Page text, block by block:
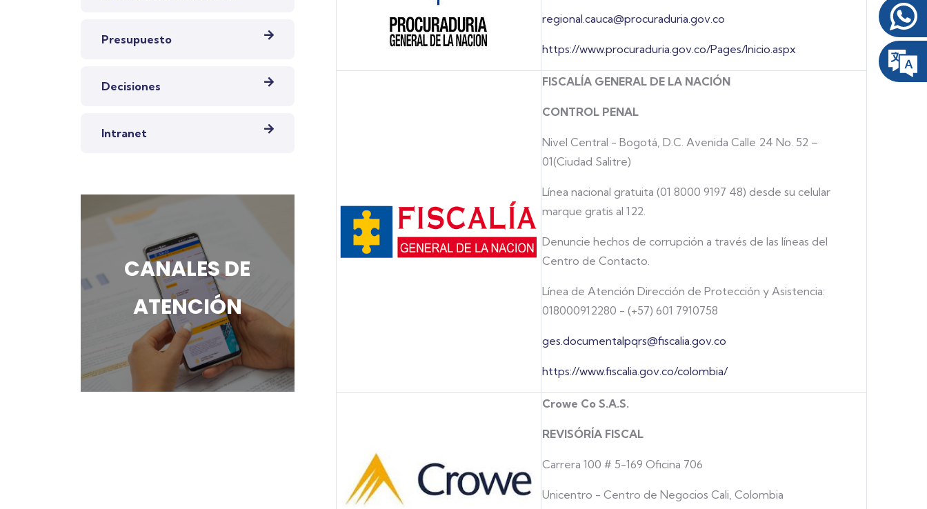
regional.cauca@procuraduria.gov.co
https://www.procuraduria.gov.co/Pages/Inicio.aspx
FISCALÍA GENERAL DE LA NACIÓN
CONTROL PENAL
Nivel Central - Bogotá, D.C. Avenida Calle 24 No. 52 –
01(Ciudad Salitre)
Línea nacional gratuita (01 8000 9197 48) desde su celular
marque gratis al 122.
Denuncie hechos de corrupción a través de las líneas del
Centro de Contacto.
Línea de Atención Dirección de Protección y Asistencia:
018000912280 - (+57) 601 7910758
ges.documentalpqrs@fiscalia.gov.co
https://www.fiscalia.gov.co/colombia/
Crowe Co S.A.S.
REVISÓRÍA FISCAL
Carrera 100 # 5-169 Oficina 706
Unicentro - Centro de Negocios Cali, Colombia
Presupuesto
Decisiones
Intranet
CANALES DE
ATENCIÓN